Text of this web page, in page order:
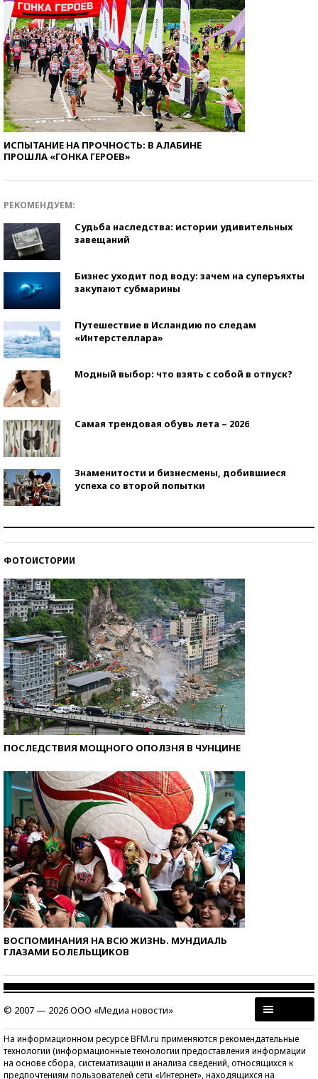
ИСПЫТАНИЕ НА ПРОЧНОСТЬ: В АЛАБИНЕ
ПРОШЛА «ГОНКА ГЕРОЕВ»
РЕКОМЕНДУЕМ:
Судьба наследства: истории удивительных
завещаний
Бизнес уходит под воду: зачем на суперъяхты
закупают субмарины
Путешествие в Исландию по следам
«Интерстеллара»
Модный выбор: что взять с собой в отпуск?
Самая трендовая обувь лета – 2026
Знаменитости и бизнесмены, добившиеся
успеха со второй попытки
ФОТОИСТОРИИ
ПОСЛЕДСТВИЯ МОЩНОГО ОПОЛЗНЯ В ЧУНЦИНЕ
ВОСПОМИНАНИЯ НА ВСЮ ЖИЗНЬ. МУНДИАЛЬ
ГЛАЗАМИ БОЛЕЛЬЩИКОВ
© 2007 — 2026 ООО «Медиа новости»
На информационном ресурсе BFM.ru применяются рекомендательные
технологии (информационные технологии предоставления информации
на основе сбора, систематизации и анализа сведений, относящихся к
предпочтениям пользователей сети «Интернет», находящихся на